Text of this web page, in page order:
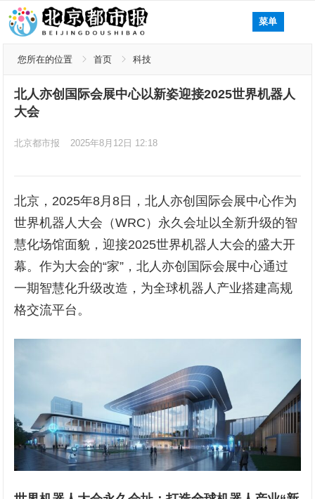
菜单
您所在的位置 首页 科技
北人亦创国际会展中心以新姿迎接2025世界机器人
大会
北京都市报 2025年8月12日 12:18
北京，2025年8月8日，北人亦创国际会展中心作为
世界机器人大会（WRC）永久会址以全新升级的智
慧化场馆面貌，迎接2025世界机器人大会的盛大开
幕。作为大会的“家”，北人亦创国际会展中心通过
一期智慧化升级改造，为全球机器人产业搭建高规
格交流平台。